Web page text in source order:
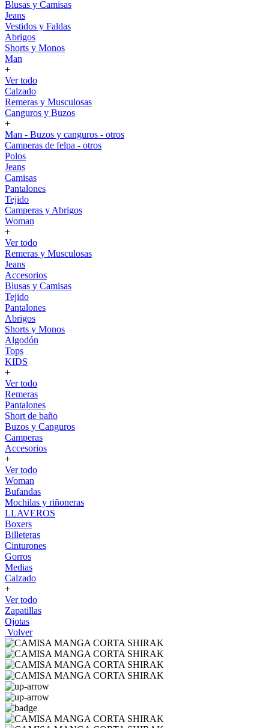
Blusas y Camisas
Jeans
Vestidos y Faldas
Abrigos
Shorts y Monos
Man
+
Ver todo
Calzado
Remeras y Musculosas
Canguros y Buzos
+
Man - Buzos y canguros - otros
Camperas de felpa - otros
Polos
Jeans
Camisas
Pantalones
Tejido
Camperas y Abrigos
Woman
+
Ver todo
Remeras y Musculosas
Jeans
Accesorios
Blusas y Camisas
Tejido
Pantalones
Abrigos
Shorts y Monos
Algodón
Tops
KIDS
+
Ver todo
Remeras
Pantalones
Short de baño
Buzos y Canguros
Camperas
Accesorios
+
Ver todo
Woman
Bufandas
Mochilas y riñoneras
LLAVEROS
Boxers
Billeteras
Cinturones
Gorros
Medias
Calzado
+
Ver todo
Zapatillas
Ojotas
Volver